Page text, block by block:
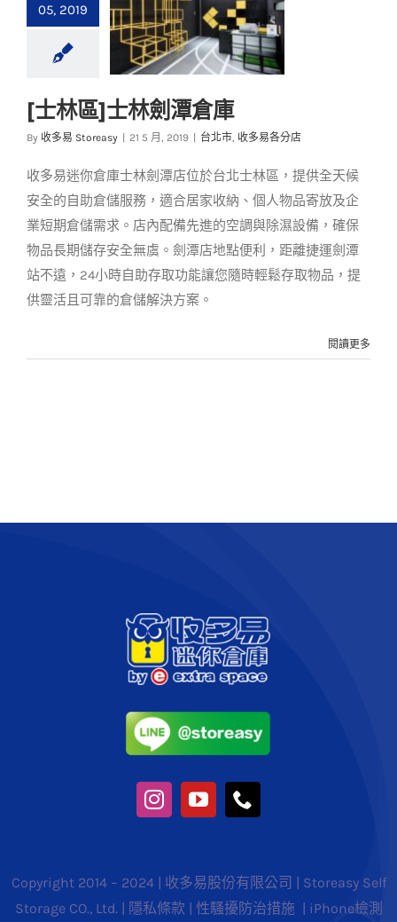
05, 2019
[士林區]士林劍潭倉庫
[士林區]士林劍潭倉庫
By 收多易 Storeasy 21 5 月, 2019 台北市, 收多易各分店
收多易迷你倉庫士林劍潭店位於台北士林區，提供全天候
安全的自助倉儲服務，適合居家收納、個人物品寄放及企
業短期倉儲需求。店內配備先進的空調與除濕設備，確保
物品長期儲存安全無虞。劍潭店地點便利，距離捷運劍潭
站不遠，24小時自助存取功能讓您隨時輕鬆存取物品，提
供靈活且可靠的倉儲解決方案。
閱讀更多
Copyright 2014 – 2024 | 收多易股份有限公司 | Storeasy Self
Storage CO., Ltd. | 隱私條款 | 性騷擾防治措施 | iPhone檢測